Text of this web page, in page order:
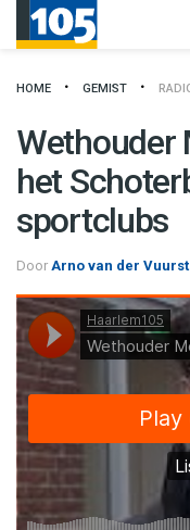
HOME GEMIST
Wethouder
het
sportclubs
Door Arno van der Vuurst
Haarlem105 ·Wethouder Merijn